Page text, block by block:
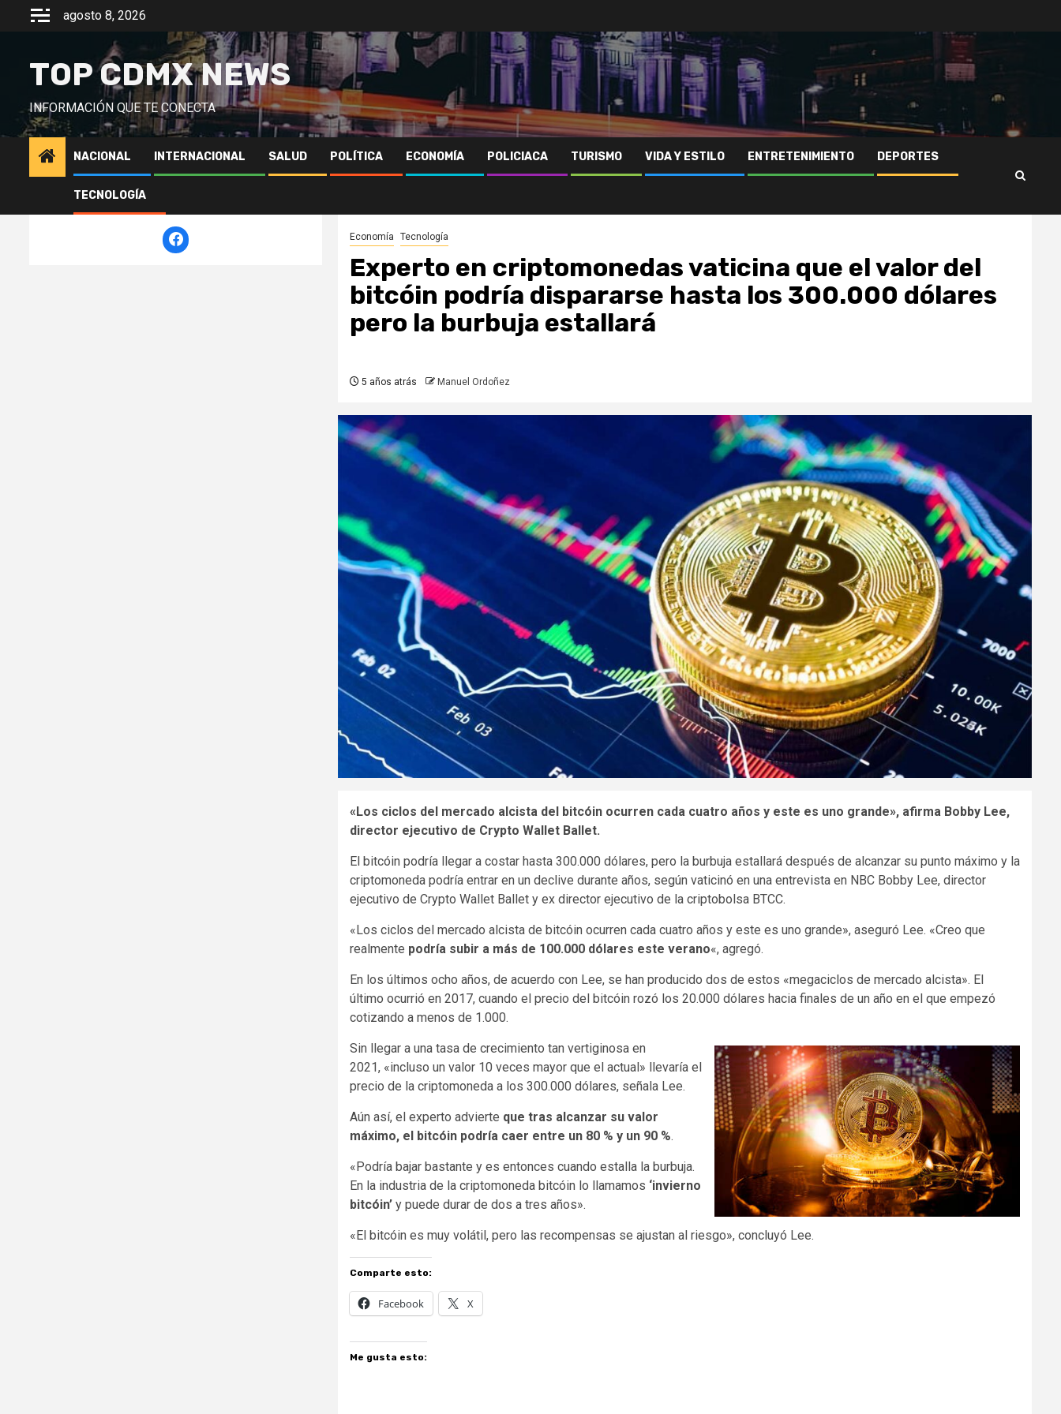
agosto 8, 2026
TOP CDMX NEWS
INFORMACIÓN QUE TE CONECTA
NACIONAL INTERNACIONAL SALUD POLÍTICA ECONOMÍA POLICIACA TURISMO VIDA Y ESTILO ENTRETENIMIENTO DEPORTES
TECNOLOGÍA
Economía Tecnología
Experto en criptomonedas vaticina que el valor del
bitcóin podría dispararse hasta los 300.000 dólares
pero la burbuja estallará
5 años atrás Manuel Ordoñez
«Los ciclos del mercado alcista del bitcóin ocurren cada cuatro años y este es uno grande», afirma Bobby Lee,
director ejecutivo de Crypto Wallet Ballet.
El bitcóin podría llegar a costar hasta 300.000 dólares, pero la burbuja estallará después de alcanzar su punto máximo y la
criptomoneda podría entrar en un declive durante años, según vaticinó en una entrevista en NBC Bobby Lee, director
ejecutivo de Crypto Wallet Ballet y ex director ejecutivo de la criptobolsa BTCC.
«Los ciclos del mercado alcista de bitcóin ocurren cada cuatro años y este es uno grande», aseguró Lee. «Creo que
realmente podría subir a más de 100.000 dólares este verano«, agregó.
En los últimos ocho años, de acuerdo con Lee, se han producido dos de estos «megaciclos de mercado alcista». El
último ocurrió en 2017, cuando el precio del bitcóin rozó los 20.000 dólares hacia finales de un año en el que empezó
cotizando a menos de 1.000.
Sin llegar a una tasa de crecimiento tan vertiginosa en
2021, «incluso un valor 10 veces mayor que el actual» llevaría el
precio de la criptomoneda a los 300.000 dólares, señala Lee.
Aún así, el experto advierte que tras alcanzar su valor
máximo, el bitcóin podría caer entre un 80 % y un 90 %.
«Podría bajar bastante y es entonces cuando estalla la burbuja.
En la industria de la criptomoneda bitcóin lo llamamos ‘invierno
bitcóin’ y puede durar de dos a tres años».
«El bitcóin es muy volátil, pero las recompensas se ajustan al riesgo», concluyó Lee.
Comparte esto:
Facebook X
Me gusta esto: